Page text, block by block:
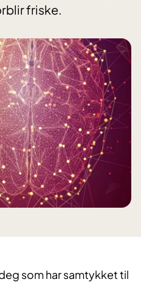
friske.
som har samtykket til